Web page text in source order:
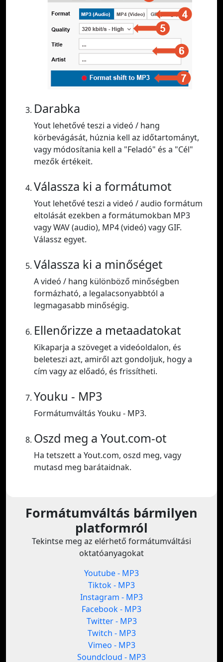
Darabka
Yout lehetővé teszi a videó / hang
körbevágását, húznia kell az időtartományt,
vagy módosítania kell a "Feladó" és a "Cél"
mezők értékeit.
Válassza ki a formátumot
Yout lehetővé teszi a videó / audio formátum
eltolását ezekben a formátumokban MP3
vagy WAV (audio), MP4 (videó) vagy GIF.
Válassz egyet.
Válassza ki a minőséget
A videó / hang különböző minőségben
formázható, a legalacsonyabbtól a
legmagasabb minőségig.
Ellenőrizze a metaadatokat
Kikaparja a szöveget a videóoldalon, és
beleteszi azt, amiről azt gondoljuk, hogy a
cím vagy az előadó, és frissítheti.
Youku - MP3
Formátumváltás Youku - MP3.
Oszd meg a Yout.com-ot
Ha tetszett a Yout.com, oszd meg, vagy
mutasd meg barátaidnak.
Formátumváltás bármilyen
platformról
Tekintse meg az elérhető formátumváltási
oktatóanyagokat
Youtube - MP3
Tiktok - MP3
Instagram - MP3
Facebook - MP3
Twitter - MP3
Twitch - MP3
Vimeo - MP3
Soundcloud - MP3